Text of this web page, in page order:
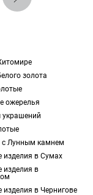
золота
ожерелья
украшений
с Лунным камнем
изделия в Сумах
изделия в
в Чернигове